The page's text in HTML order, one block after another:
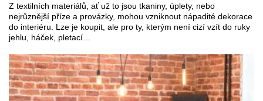
Z textilních materiálů, ať už to jsou tkaniny, úplety, nebo
nejrůznější příze a provázky, mohou vzniknout nápadité dekorace
do interiéru. Lze je koupit, ale pro ty, kterým není cizí vzít do ruky
jehlu, háček, pletací…